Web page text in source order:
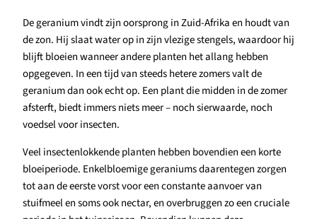
De geranium vindt zijn oorsprong in Zuid-Afrika en houdt van
de zon. Hij slaat water op in zijn vlezige stengels, waardoor hij
blijft bloeien wanneer andere planten het allang hebben
opgegeven. In een tijd van steeds hetere zomers valt de
geranium dan ook echt op. Een plant die midden in de zomer
afsterft, biedt immers niets meer – noch sierwaarde, noch
voedsel voor insecten.
Veel insectenlokkende planten hebben bovendien een korte
bloeiperiode. Enkelbloemige geraniums daarentegen zorgen
tot aan de eerste vorst voor een constante aanvoer van
stuifmeel en soms ook nectar, en overbruggen zo een cruciale